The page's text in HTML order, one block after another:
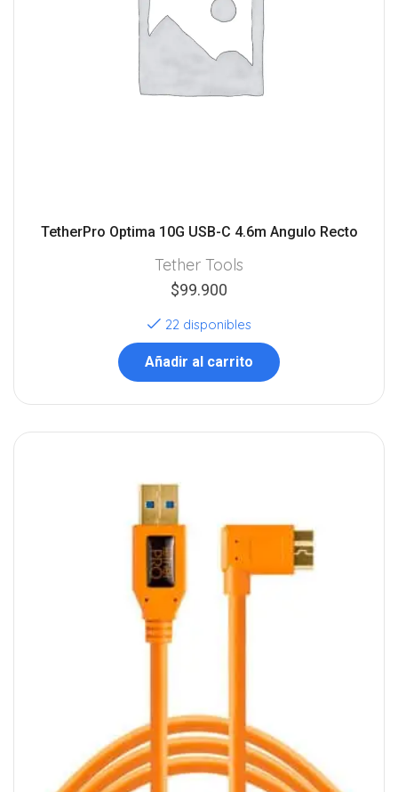
TetherPro Optima 10G USB-C 4.6m Angulo Recto
Tether Tools
$99.900
22 disponibles
Añadir al carrito